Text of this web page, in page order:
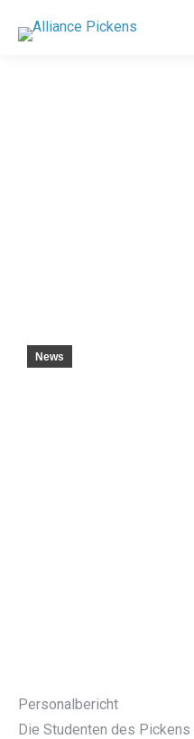
News
Personalbericht
Die Studenten des Pickens